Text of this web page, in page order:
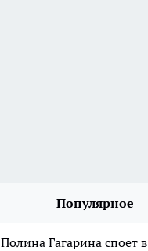
Популярное
Полина Гагарина споет в